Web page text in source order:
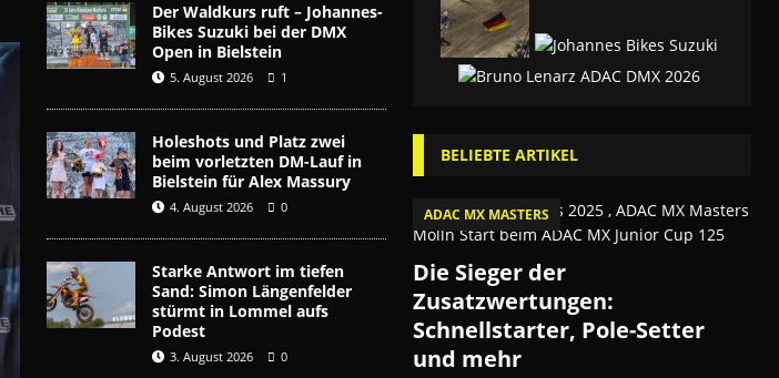
Der Waldkurs ruft – Johannes-
Bikes Suzuki bei der DMX
Open in Bielstein
5. August 2026 1
Holeshots und Platz zwei
beim vorletzten DM-Lauf in
Bielstein für Alex Massury
4. August 2026 0
Starke Antwort im tiefen
Sand: Simon Längenfelder
stürmt in Lommel aufs
Podest
3. August 2026 0
BELIEBTE ARTIKEL
ADAC MX MASTERS
Die Sieger der
Zusatzwertungen:
Schnellstarter, Pole-Setter
und mehr